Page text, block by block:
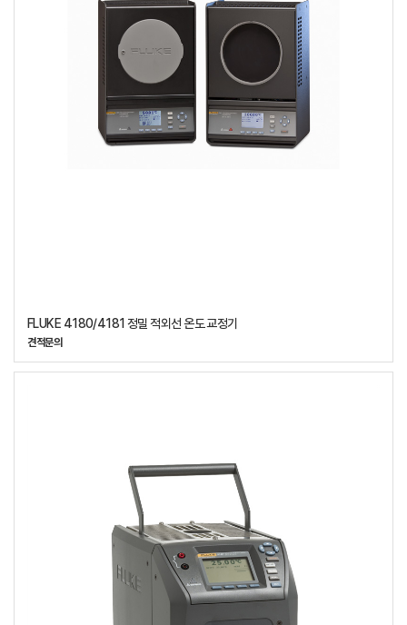
FLUKE 4180/4181 정밀 적외선 온도 교정기
견적문의